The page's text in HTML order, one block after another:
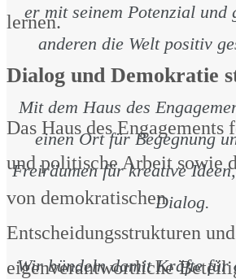
lernen.
Dialog und Demokratie
Das Haus des Engagements
und politische Arbeit sowie
von demokratischen
Entscheidungsstrukturen
eigenverantwortliche
er mit seinem Potenzial und
anderen die Welt positiv
Mit dem Haus des
einen Ort für Begegnung
Freiräumen für kreative
Dialog.
Wir bündeln damit Kräfte für